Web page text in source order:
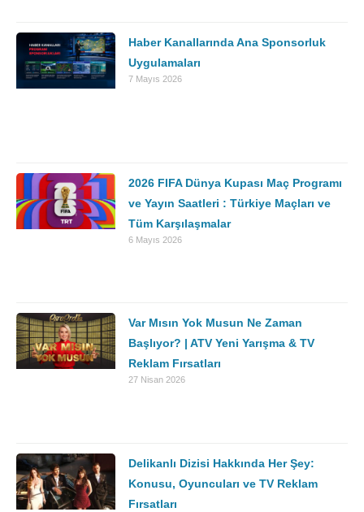
Haber Kanallarında Ana Sponsorluk
Uygulamaları
7 Mayıs 2026
2026 FIFA Dünya Kupası Maç Programı
ve Yayın Saatleri : Türkiye Maçları ve
Tüm Karşılaşmalar
6 Mayıs 2026
Var Mısın Yok Musun Ne Zaman
Başlıyor? | ATV Yeni Yarışma & TV
Reklam Fırsatları
27 Nisan 2026
Delikanlı Dizisi Hakkında Her Şey:
Konusu, Oyuncuları ve TV Reklam
Fırsatları